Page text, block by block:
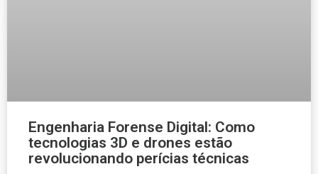
Engenharia Forense Digital: Como
tecnologias 3D e drones estão
revolucionando perícias técnicas